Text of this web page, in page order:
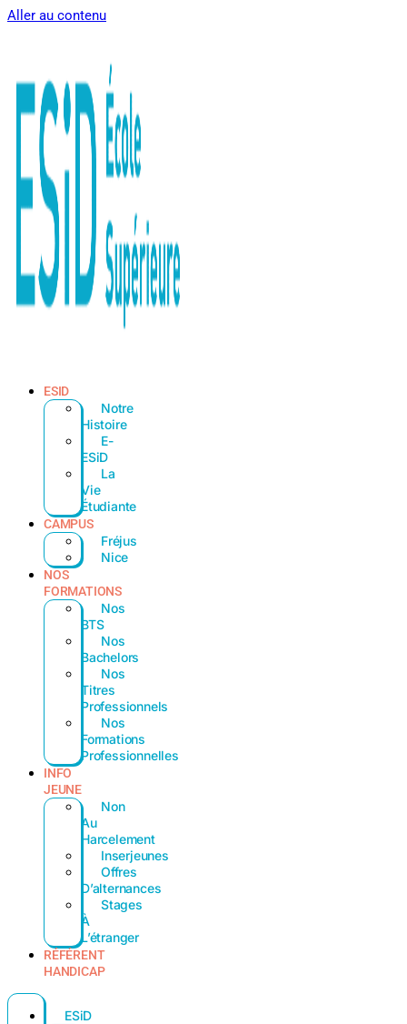
Aller au contenu
ESID
Notre
Histoire
E-
ESiD
La
Vie
Étudiante
CAMPUS
Fréjus
Nice
NOS
FORMATIONS
Nos
BTS
Nos
Bachelors
Nos
Titres
Professionnels
Nos
Formations
Professionnelles
INFO
JEUNE
Non
Au
Harcelement
Inserjeunes
Offres
D’alternances
Stages
À
L’étranger
RÉFÉRENT
HANDICAP
ESiD